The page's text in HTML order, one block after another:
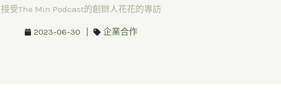
接受The Min Podcast的創辦人花花的專訪
2023-06-30 企業合作